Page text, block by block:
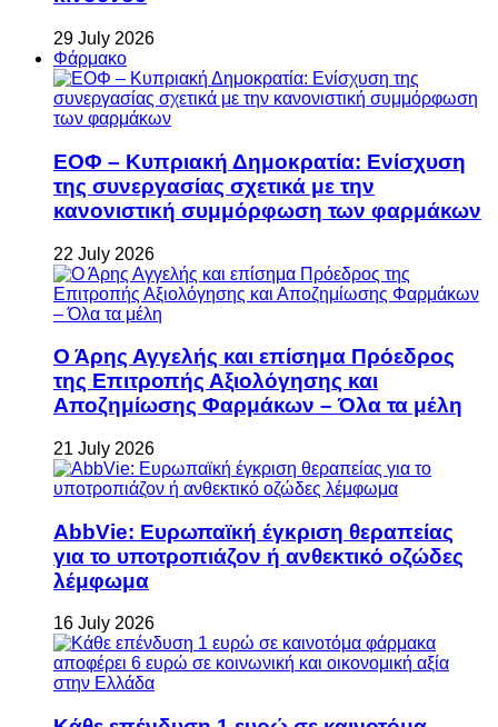
29 July 2026
Φάρμακο
ΕΟΦ – Κυπριακή Δημοκρατία: Ενίσχυση
της συνεργασίας σχετικά με την
κανονιστική συμμόρφωση των φαρμάκων
22 July 2026
Ο Άρης Αγγελής και επίσημα Πρόεδρος
της Επιτροπής Αξιολόγησης και
Αποζημίωσης Φαρμάκων – Όλα τα μέλη
21 July 2026
AbbVie: Ευρωπαϊκή έγκριση θεραπείας
για το υποτροπιάζον ή ανθεκτικό οζώδες
λέμφωμα
16 July 2026